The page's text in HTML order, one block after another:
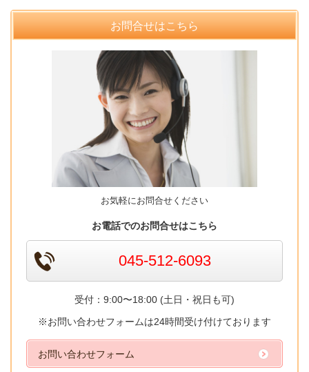
お問合せはこちら
お気軽にお問合せください
お電話でのお問合せはこちら
045-512-6093
受付：9:00〜18:00 (土日・祝日も可)
※お問い合わせフォームは24時間受け付けております
お問い合わせフォーム